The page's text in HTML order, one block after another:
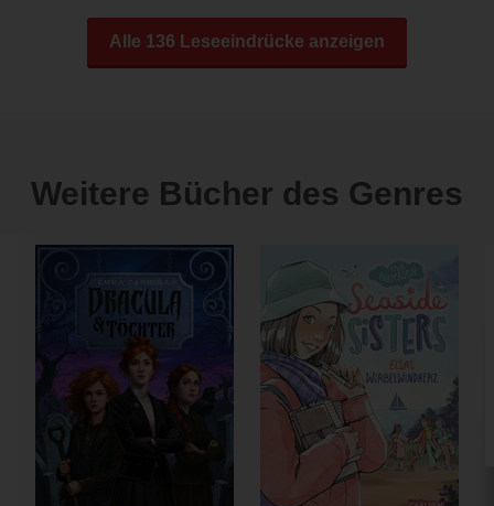
Alle 136 Leseeindrücke anzeigen
Weitere Bücher des Genres